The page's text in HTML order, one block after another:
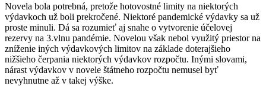
Novela bola potrebná, pretože hotovostné limity na niektorých
výdavkoch už boli prekročené. Niektoré pandemické výdavky sa už
proste minuli. Dá sa rozumieť aj snahe o vytvorenie účelovej
rezervy na 3.vlnu pandémie. Novelou však nebol využitý priestor na
zníženie iných výdavkových limitov na základe doterajšieho
nižšieho čerpania niektorých výdavkov rozpočtu. Inými slovami,
nárast výdavkov v novele štátneho rozpočtu nemusel byť
nevyhnutne až v takej výške.